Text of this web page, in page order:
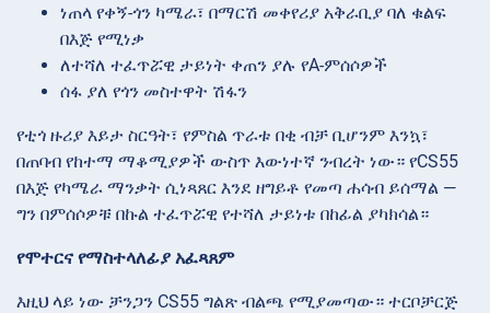
ነጠላ የቀኝ-ጎን ካሜራ፣ በማርሽ መቀየሪያ አቅራቢያ ባለ ቁልፍ
በእጅ የሚነቃ
ለተሻለ ተፈጥሯዊ ታይነት ቀጠን ያሉ የA-ምሰሶዎች
ሰፋ ያለ የጎን መስተዋት ሽፋን
የቲጎ ዙሪያ እይታ ስርዓት፣ የምስል ጥራቱ በቂ ብቻ ቢሆንም እንኳ፣
በጠባብ የከተማ ማቆሚያዎች ውስጥ እውነተኛ ንብረት ነው። የCS55
በእጅ የካሜራ ማንቃት ሲነጻጸር እንደ ዘግይቶ የመጣ ሐሳብ ይሰማል —
ግን በምሰሶዎቹ በኩል ተፈጥሯዊ የተሻለ ታይነቱ በከፊል ያካክሳል።
የሞተርና የማስተላለፊያ አፈጻጸም
እዚህ ላይ ነው ቻንጋን CS55 ግልጽ ብልጫ የሚያመጣው። ተርቦቻርጅ